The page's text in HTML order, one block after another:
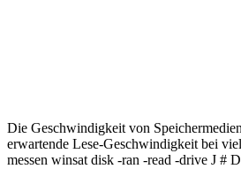
Die Geschwindigkeit von
erwartende Lese-Geschwindigkeit bei
messen winsat disk -ran -read -drive J #